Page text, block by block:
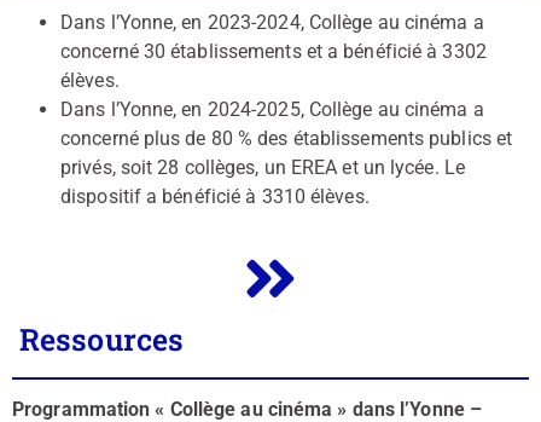
Dans l’Yonne, en 2023-2024, Collège au cinéma a
concerné 30 établissements et a bénéficié à 3302
élèves.
Dans l’Yonne, en 2024-2025, Collège au cinéma a
concerné plus de 80 % des établissements publics et
privés, soit 28 collèges, un EREA et un lycée. Le
dispositif a bénéficié à 3310 élèves.
Ressources
Programmation « Collège au cinéma » dans l’Yonne –